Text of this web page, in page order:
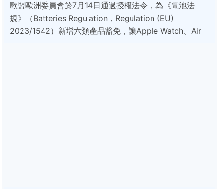
歐盟歐洲委員會於7月14日通過授權法令，為《電池法
規》（Batteries Regulation，Regulation (EU)
2023/1542）新增六類產品豁免，讓Apple Watch、Air